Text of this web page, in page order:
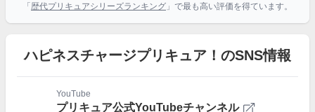
「 歴代プリキュアシリーズランキング 」で最も高い評価を得ています。
ハピネスチャージプリキュア！のSNS情報
YouTube
プリキュア公式YouTubeチャンネル